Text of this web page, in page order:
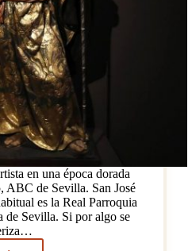
en una época dorada
ABC de Sevilla. San José
es la Real Parroquia
de Sevilla. Si por algo se